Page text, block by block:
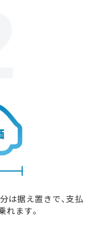
は据え置きで、支払
ます。